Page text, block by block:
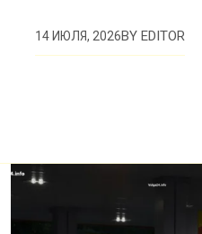
14 ИЮЛЯ, 2026BYEDITOR